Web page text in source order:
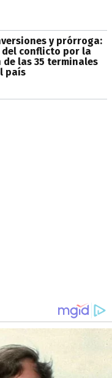
y prórroga:
del conflicto por la
de las 35 terminales
país